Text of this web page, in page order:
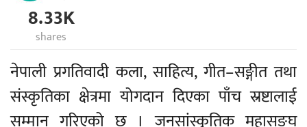
8.33K
shares
नेपाली प्रगतिवादी कला, साहित्य, गीत–सङ्गीत तथा
संस्कृतिका क्षेत्रमा योगदान दिएका पाँच स्रष्टालाई